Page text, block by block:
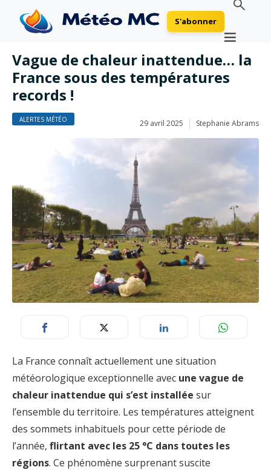
S'abonner
Vague de chaleur inattendue… la
France sous des températures
records !
ALERTES MÉTÉO 29 avril 2025 Stephanie Abrams
La France connaît actuellement une situation
météorologique exceptionnelle avec une vague de
chaleur inattendue qui s’est installée sur
l’ensemble du territoire. Les températures atteignent
des sommets inhabituels pour cette période de
l’année, flirtant avec les 25 °C dans toutes les
régions. Ce phénomène surprenant suscite